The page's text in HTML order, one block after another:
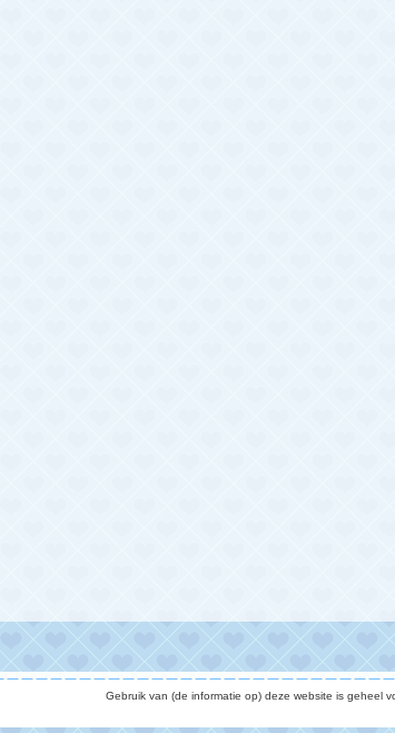
Gebruik van (de informatie op) deze website is geheel